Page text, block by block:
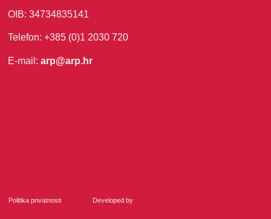
OIB: 34734835141
Telefon: +385 (0)1 2030 720
E-mail: arp@arp.hr
Politika privatnosti Developed by